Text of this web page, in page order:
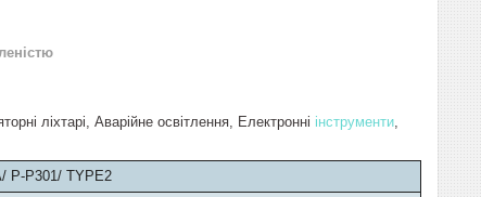
ліхтарі, Аварійне освітлення, Електронні інструменти
P-P301/ TYPE2